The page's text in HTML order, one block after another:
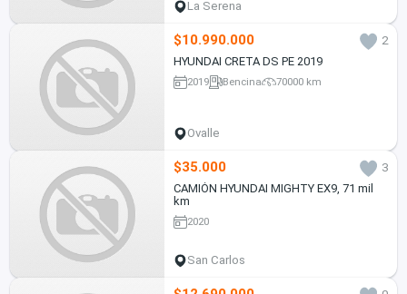
La Serena
$10.990.000
2
HYUNDAI CRETA DS PE 2019
2019 Bencina 70000 km
Ovalle
$35.000
3
CAMIÓN HYUNDAI MIGHTY EX9, 71 mil
km
2020
San Carlos